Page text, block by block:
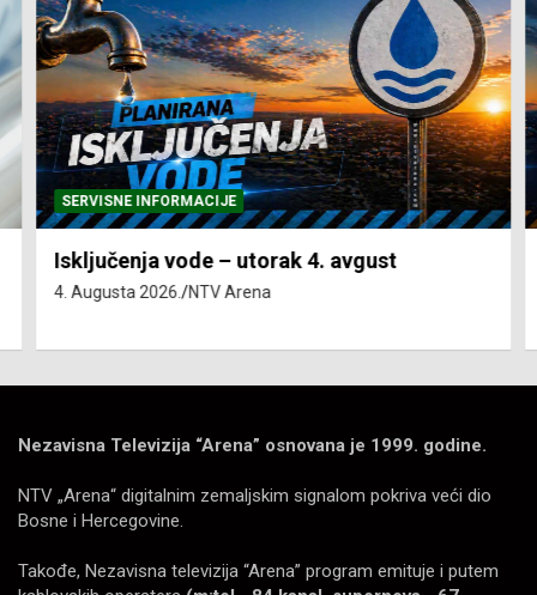
SERVISNE INFORMACIJE
Isključenja vode – utorak 4. avgust
4. Augusta 2026. NTV Arena
Nezavisna Televizija “Arena” osnovana je 1999. godine.
NTV „Arena“ digitalnim zemaljskim signalom pokriva veći dio
Bosne i Hercegovine.
Takođe, Nezavisna televizija “Arena” program emituje i putem